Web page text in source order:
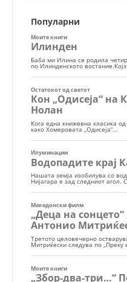
Популарни